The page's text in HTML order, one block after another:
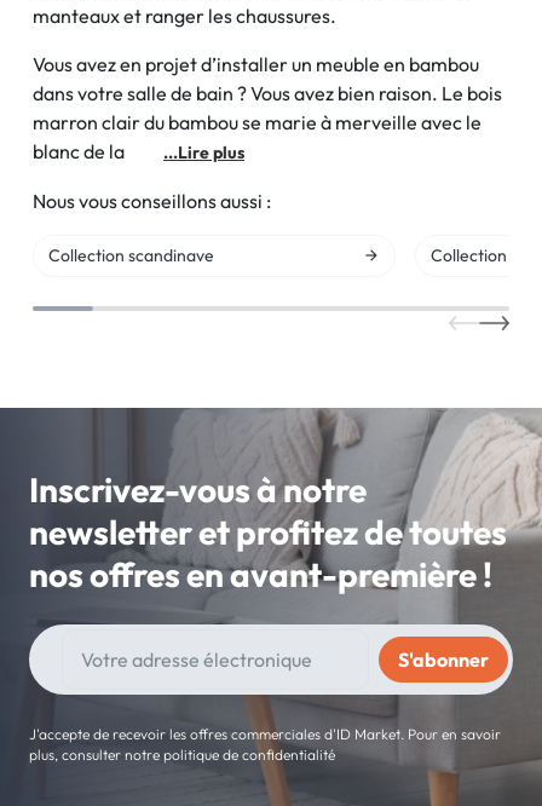
manteaux et ranger les chaussures.
Vous avez en projet d’installer un meuble en bambou
dans votre salle de bain ? Vous avez bien raison. Le bois
marron clair du bambou se marie à merveille avec le
blanc de la
...Lire plus
Nous vous conseillons aussi :
Collection scandinave Collection
Inscrivez-vous à notre
newsletter et profitez de toutes
nos offres en avant-première !
J'accepte de recevoir les offres commerciales d'ID Market. Pour en savoir
plus, consulter notre politique de confidentialité